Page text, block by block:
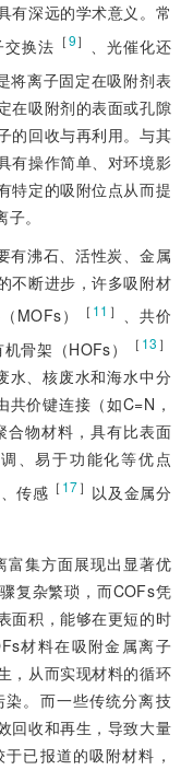
有深远的学术意义。常
交换法 ［9］
、光催化还
将离子固定在吸附剂表
在吸附剂的表面或孔隙
的回收与再利用。与其
有操作简单、对环境影
特定的吸附位点从而提
。
有沸石、活性炭、金属
不断进步，许多吸附材
MOFs）
［ 11 ］ 、共价
机骨架（HOFs） ［ 13 ］
水、核废水和海水中分
价键连接（如C=N，
物材料，具有比表面
、易于功能化等优点
、传感 ［ 17］ 以及金属分
富集方面展现出显著优
复杂繁琐，而COFs凭
面积，能够在更短的时
材料在吸附金属离子
，从而实现材料的循环
。而一些传统分离技
回收和再生，导致大量
已报道的吸附材料，